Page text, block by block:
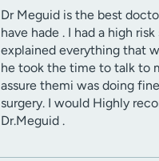
Dr Meguid is the best
have hade . I had a high
explained everything that
he took the time to talk to
assure themi was doing
surgery. I would Highly
Dr.Meguid .